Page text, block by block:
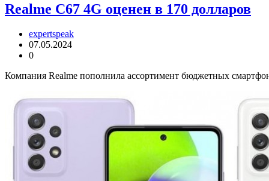
Realme C67 4G оценен в 170 долларов
expertspeak
07.05.2024
0
Компания Realme пополнила ассортимент бюджетных